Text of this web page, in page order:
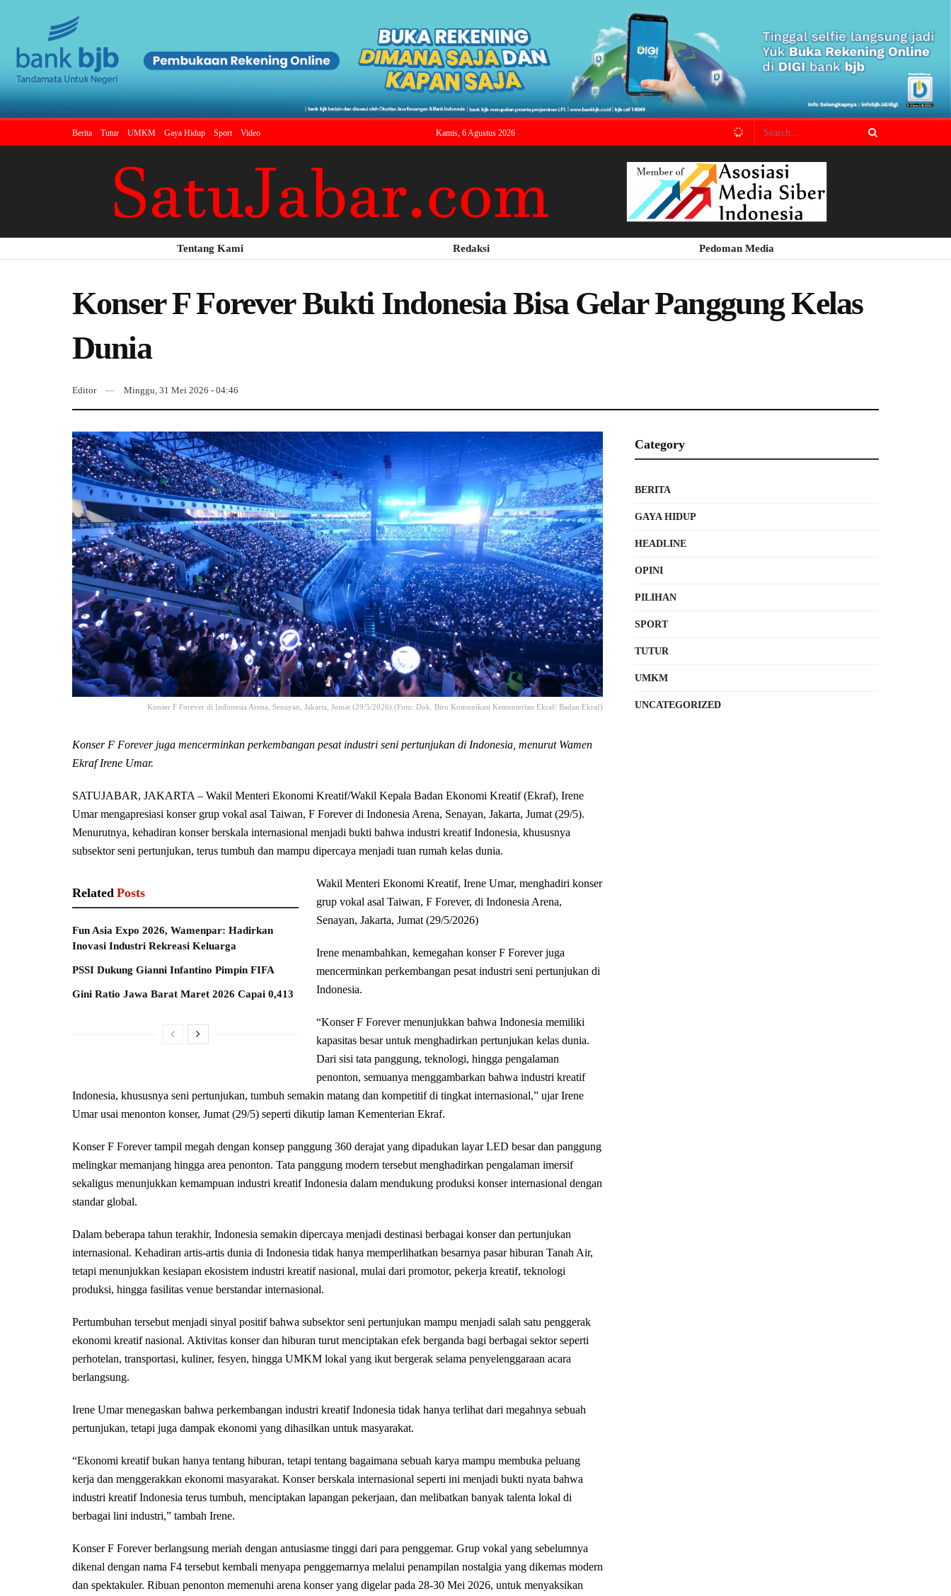
Berita Tutur UMKM Gaya Hidup Sport Video Kamis, 6 Agustus 2026
Tentang Kami Redaksi Pedoman Media
Konser F Forever Bukti Indonesia Bisa Gelar Panggung Kelas
Dunia
Editor Minggu, 31 Mei 2026 - 04:46
Konser F Forever di Indonesia Arena, Senayan, Jakarta, Jumat (29/5/2026).(Foto: Dok. Biro Komunikasi Kementerian Ekraf/ Badan Ekraf)
Konser F Forever juga mencerminkan perkembangan pesat industri seni pertunjukan di Indonesia, menurut Wamen
Ekraf Irene Umar.
SATUJABAR, JAKARTA – Wakil Menteri Ekonomi Kreatif/Wakil Kepala Badan Ekonomi Kreatif (Ekraf), Irene
Umar mengapresiasi konser grup vokal asal Taiwan, F Forever di Indonesia Arena, Senayan, Jakarta, Jumat (29/5).
Menurutnya, kehadiran konser berskala internasional menjadi bukti bahwa industri kreatif Indonesia, khususnya
subsektor seni pertunjukan, terus tumbuh dan mampu dipercaya menjadi tuan rumah kelas dunia.
Related Posts
Fun Asia Expo 2026, Wamenpar: Hadirkan
Inovasi Industri Rekreasi Keluarga
PSSI Dukung Gianni Infantino Pimpin FIFA
Gini Ratio Jawa Barat Maret 2026 Capai 0,413
Wakil Menteri Ekonomi Kreatif, Irene Umar, menghadiri konser
grup vokal asal Taiwan, F Forever, di Indonesia Arena,
Senayan, Jakarta, Jumat (29/5/2026)
Irene menambahkan, kemegahan konser F Forever juga
mencerminkan perkembangan pesat industri seni pertunjukan di
Indonesia.
“Konser F Forever menunjukkan bahwa Indonesia memiliki
kapasitas besar untuk menghadirkan pertunjukan kelas dunia.
Dari sisi tata panggung, teknologi, hingga pengalaman
penonton, semuanya menggambarkan bahwa industri kreatif
Indonesia, khususnya seni pertunjukan, tumbuh semakin matang dan kompetitif di tingkat internasional,” ujar Irene
Umar usai menonton konser, Jumat (29/5) seperti dikutip laman Kementerian Ekraf.
Konser F Forever tampil megah dengan konsep panggung 360 derajat yang dipadukan layar LED besar dan panggung
melingkar memanjang hingga area penonton. Tata panggung modern tersebut menghadirkan pengalaman imersif
sekaligus menunjukkan kemampuan industri kreatif Indonesia dalam mendukung produksi konser internasional dengan
standar global.
Dalam beberapa tahun terakhir, Indonesia semakin dipercaya menjadi destinasi berbagai konser dan pertunjukan
internasional. Kehadiran artis-artis dunia di Indonesia tidak hanya memperlihatkan besarnya pasar hiburan Tanah Air,
tetapi menunjukkan kesiapan ekosistem industri kreatif nasional, mulai dari promotor, pekerja kreatif, teknologi
produksi, hingga fasilitas venue berstandar internasional.
Pertumbuhan tersebut menjadi sinyal positif bahwa subsektor seni pertunjukan mampu menjadi salah satu penggerak
ekonomi kreatif nasional. Aktivitas konser dan hiburan turut menciptakan efek berganda bagi berbagai sektor seperti
perhotelan, transportasi, kuliner, fesyen, hingga UMKM lokal yang ikut bergerak selama penyelenggaraan acara
berlangsung.
Irene Umar menegaskan bahwa perkembangan industri kreatif Indonesia tidak hanya terlihat dari megahnya sebuah
pertunjukan, tetapi juga dampak ekonomi yang dihasilkan untuk masyarakat.
“Ekonomi kreatif bukan hanya tentang hiburan, tetapi tentang bagaimana sebuah karya mampu membuka peluang
kerja dan menggerakkan ekonomi masyarakat. Konser berskala internasional seperti ini menjadi bukti nyata bahwa
industri kreatif Indonesia terus tumbuh, menciptakan lapangan pekerjaan, dan melibatkan banyak talenta lokal di
berbagai lini industri,” tambah Irene.
Konser F Forever berlangsung meriah dengan antusiasme tinggi dari para penggemar. Grup vokal yang sebelumnya
dikenal dengan nama F4 tersebut kembali menyapa penggemarnya melalui penampilan nostalgia yang dikemas modern
dan spektakuler. Ribuan penonton memenuhi arena konser yang digelar pada 28-30 Mei 2026, untuk menyaksikan
Category
BERITA
GAYA HIDUP
HEADLINE
OPINI
PILIHAN
SPORT
TUTUR
UMKM
UNCATEGORIZED